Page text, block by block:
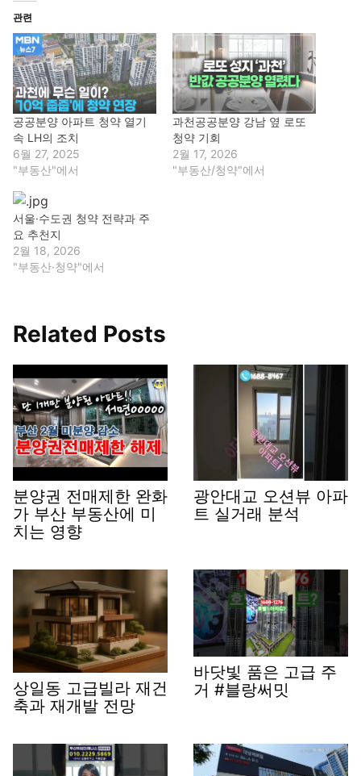
관련
공공분양 아파트 청약 열기
속 LH의 조치
6월 27, 2025
"부동산"에서
과천공공분양 강남 옆 로또
청약 기회
2월 17, 2026
"부동산/청약"에서
서울·수도권 청약 전략과 주
요 추천지
2월 18, 2026
"부동산·청약"에서
Related Posts
분양권 전매제한 완화
가 부산 부동산에 미
치는 영향
광안대교 오션뷰 아파
트 실거래 분석
상일동 고급빌라 재건
축과 재개발 전망
바닷빛 품은 고급 주
거 #블랑써밋